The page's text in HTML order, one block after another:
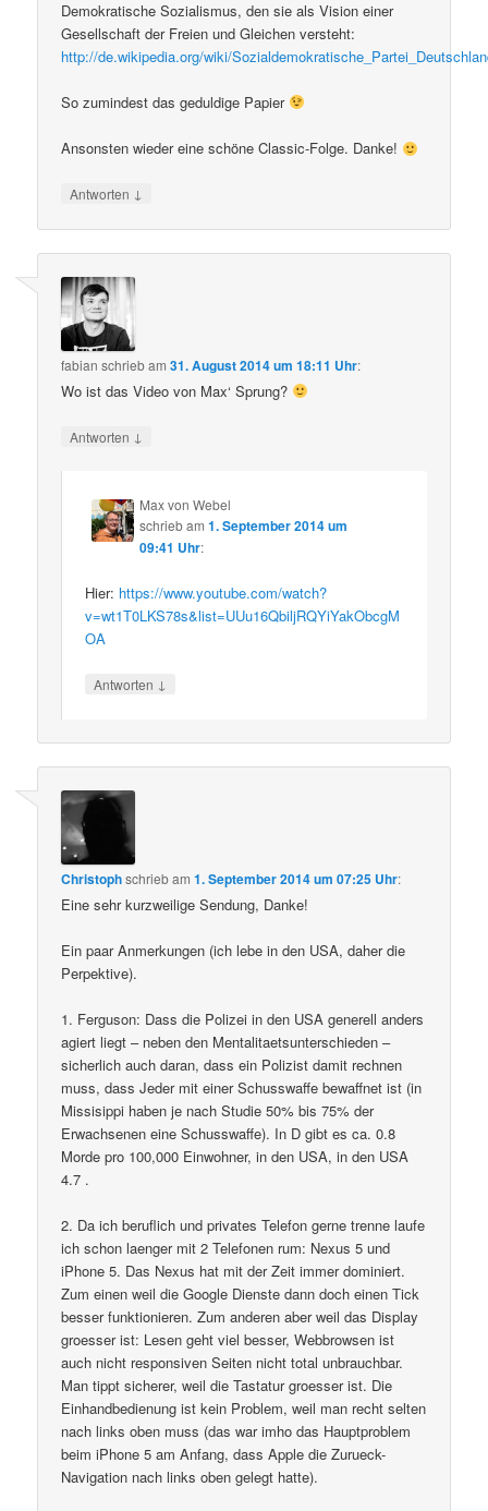
Demokratische Sozialismus, den sie als Vision einer
Gesellschaft der Freien und Gleichen versteht:
http://de.wikipedia.org/wiki/
So zumindest das geduldige Papier
Ansonsten wieder eine schöne Classic-Folge. Danke!
Antworten ↓
fabian schriebam31. August 2014 um 18:11 Uhr:
Wo ist das Video von Max‘ Sprung?
Antworten ↓
Max von Webel
schriebam1. September 2014 um
09:41 Uhr:
Hier: https://www.youtube.com/watch?
v=wt1T0LKS78s&list=UUu16QbiljRQYiYakObcgM
OA
Antworten ↓
Christophschriebam1. September 2014 um 07:25 Uhr:
Eine sehr kurzweilige Sendung, Danke!
Ein paar Anmerkungen (ich lebe in den USA, daher die
Perpektive).
1. Ferguson: Dass die Polizei in den USA generell anders
agiert liegt – neben den Mentalitaetsunterschieden –
sicherlich auch daran, dass ein Polizist damit rechnen
muss, dass Jeder mit einer Schusswaffe bewaffnet ist (in
Missisippi haben je nach Studie 50% bis 75% der
Erwachsenen eine Schusswaffe). In D gibt es ca. 0.8
Morde pro 100,000 Einwohner, in den USA, in den USA
4.7 .
2. Da ich beruflich und privates Telefon gerne trenne laufe
ich schon laenger mit 2 Telefonen rum: Nexus 5 und
iPhone 5. Das Nexus hat mit der Zeit immer dominiert.
Zum einen weil die Google Dienste dann doch einen Tick
besser funktionieren. Zum anderen aber weil das Display
groesser ist: Lesen geht viel besser, Webbrowsen ist
auch nicht responsiven Seiten nicht total unbrauchbar.
Man tippt sicherer, weil die Tastatur groesser ist. Die
Einhandbedienung ist kein Problem, weil man recht selten
nach links oben muss (das war imho das Hauptproblem
beim iPhone 5 am Anfang, dass Apple die Zurueck-
Navigation nach links oben gelegt hatte).